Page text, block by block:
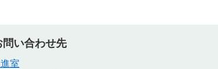
問い合わせ先
室